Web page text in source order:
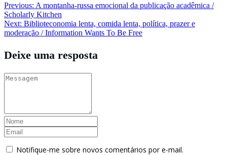
Navegação
de
Post
Previous: A montanha-russa emocional da publicação acadêmica /
Scholarly Kitchen
Next: Biblioteconomia lenta, comida lenta, política, prazer e
moderação / Information Wants To Be Free
Deixe uma resposta
Notifique-me sobre novos comentários por e-mail.